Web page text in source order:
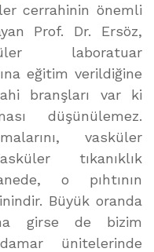
cerrahinin önemli
Prof. Dr. Ersöz,
laboratuar
eğitim verildiğine
branşları var ki
düşünülemez.
vasküler
tıkanıklık
o pıhtının
Büyük oranda
girse de bizim
ünitelerinde